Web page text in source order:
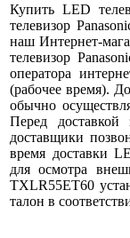
Купить LED
телевизор
наш Интернет-
телевизор
оператора
(рабочее время).
обычно
Перед доставкой
доставщики
время доставки
для осмотра
TXLR55ET60
талон в